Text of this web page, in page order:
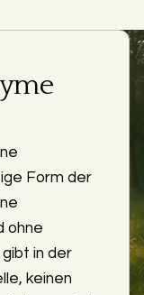
Form der
ohne
in der
keinen